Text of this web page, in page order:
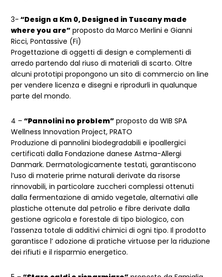
3- “Design a Km 0, Designed in Tuscany made
where you are” proposto da Marco Merlini e Gianni
Ricci, Pontassive (Fi)
Progettazione di oggetti di design e complementi di
arredo partendo dal riuso di materiali di scarto. Oltre
alcuni prototipi propongono un sito di commercio on line
per vendere licenza e disegni e riprodurli in qualunque
parte del mondo.
4 – “Pannolini no problem” proposto da WIB SPA
Wellness Innovation Project, PRATO
Produzione di pannolini biodegradabili e ipoallergici
certificati dalla Fondazione danese Astma-Allergi
Danmark. Dermatologicamente testati, garantiscono
l’uso di materie prime naturali derivate da risorse
rinnovabili, in particolare zuccheri complessi ottenuti
dalla fermentazione di amido vegetale, alternativi alle
plastiche ottenute dal petrolio e fibre derivate dalla
gestione agricola e forestale di tipo biologico, con
l’assenza totale di additivi chimici di ogni tipo. Il prodotto
garantisce l’ adozione di pratiche virtuose per la riduzione
dei rifiuti e il risparmio energetico.